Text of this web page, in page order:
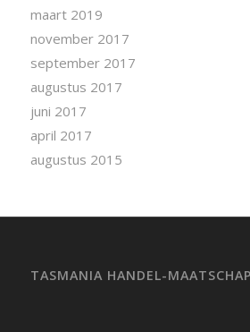
maart 2019
november 2017
september 2017
augustus 2017
juni 2017
april 2017
augustus 2015
TASMANIA HANDEL-